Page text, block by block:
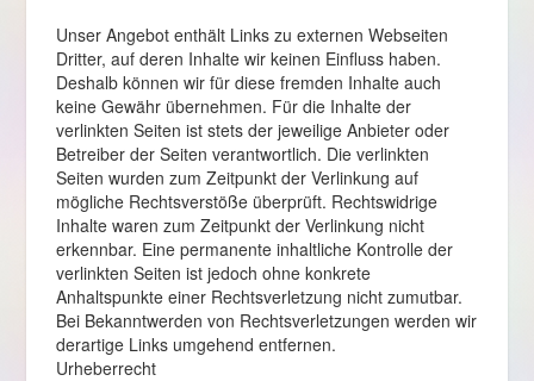
Unser Angebot enthält Links zu externen Webseiten
Dritter, auf deren Inhalte wir keinen Einfluss haben.
Deshalb können wir für diese fremden Inhalte auch
keine Gewähr übernehmen. Für die Inhalte der
verlinkten Seiten ist stets der jeweilige Anbieter oder
Betreiber der Seiten verantwortlich. Die verlinkten
Seiten wurden zum Zeitpunkt der Verlinkung auf
mögliche Rechtsverstöße überprüft. Rechtswidrige
Inhalte waren zum Zeitpunkt der Verlinkung nicht
erkennbar. Eine permanente inhaltliche Kontrolle der
verlinkten Seiten ist jedoch ohne konkrete
Anhaltspunkte einer Rechtsverletzung nicht zumutbar.
Bei Bekanntwerden von Rechtsverletzungen werden wir
derartige Links umgehend entfernen.
Urheberrecht